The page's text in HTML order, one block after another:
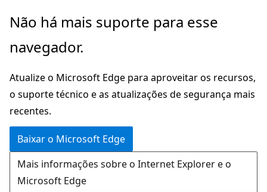
Pular
o
principal
Não há mais suporte para esse
navegador.
Atualize o Microsoft Edge para aproveitar os recursos,
o suporte técnico e as atualizações de segurança mais
recentes.
Baixar o Microsoft Edge
Mais informações sobre o Internet Explorer e o
Microsoft Edge